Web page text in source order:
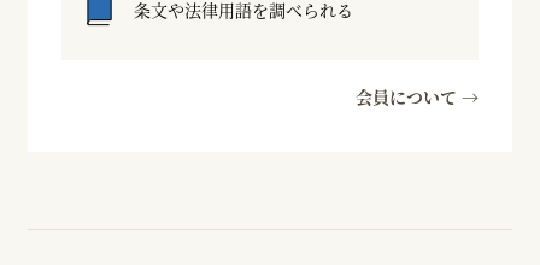
条文や法律用語を調べられる
会員について →